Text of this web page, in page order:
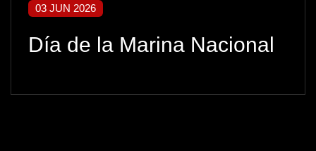
03 JUN 2026
Día de la Marina Nacional